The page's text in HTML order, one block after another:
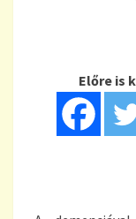
Előre is